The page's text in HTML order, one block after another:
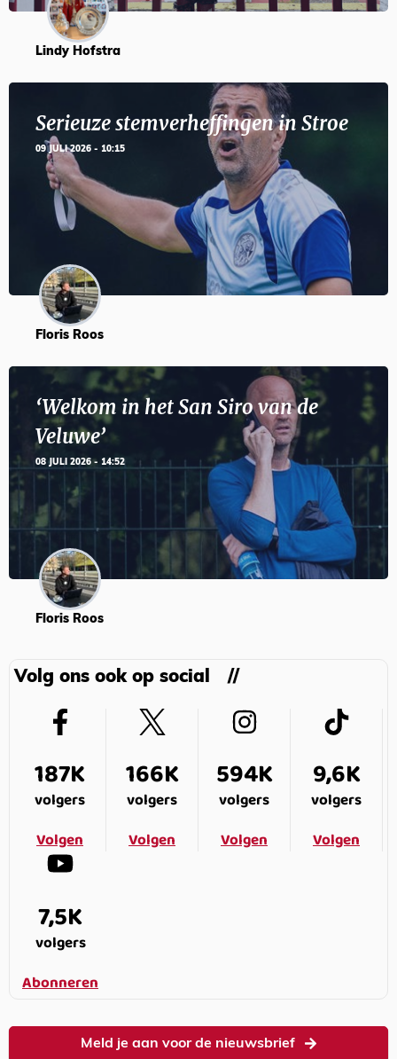
Lindy Hofstra
Serieuze stemverheffingen in Stroe
09 JULI 2026 - 10:15
Floris Roos
‘Welkom in het San Siro van de
Veluwe’
08 JULI 2026 - 14:52
Floris Roos
Volg ons ook op social
187K
volgers
Volgen
166K
volgers
Volgen
594K
volgers
Volgen
9,6K
volgers
Volgen
7,5K
volgers
Abonneren
Meld je aan voor de nieuwsbrief